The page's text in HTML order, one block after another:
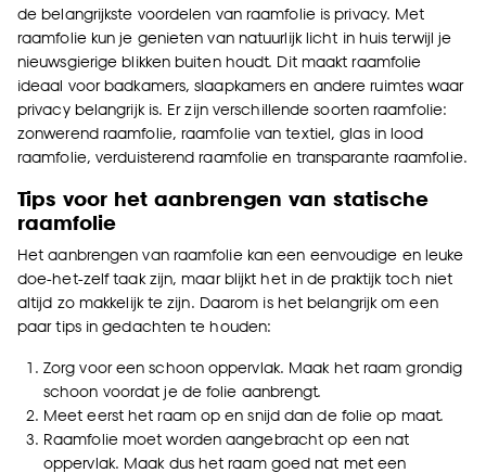
de belangrijkste voordelen van raamfolie is privacy. Met
raamfolie kun je genieten van natuurlijk licht in huis terwijl je
nieuwsgierige blikken buiten houdt. Dit maakt raamfolie
ideaal voor badkamers, slaapkamers en andere ruimtes waar
privacy belangrijk is. Er zijn verschillende soorten raamfolie:
zonwerend raamfolie, raamfolie van textiel, glas in lood
raamfolie, verduisterend raamfolie en transparante raamfolie.
Tips voor het aanbrengen van statische
raamfolie
Het aanbrengen van raamfolie kan een eenvoudige en leuke
doe-het-zelf taak zijn, maar blijkt het in de praktijk toch niet
altijd zo makkelijk te zijn. Daarom is het belangrijk om een
paar tips in gedachten te houden:
Zorg voor een schoon oppervlak. Maak het raam grondig
schoon voordat je de folie aanbrengt.
Meet eerst het raam op en snijd dan de folie op maat.
Raamfolie moet worden aangebracht op een nat
oppervlak. Maak dus het raam goed nat met een